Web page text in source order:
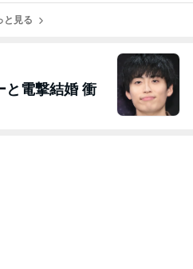
が"2倍楽しめ
と見る
と電撃結婚 衝